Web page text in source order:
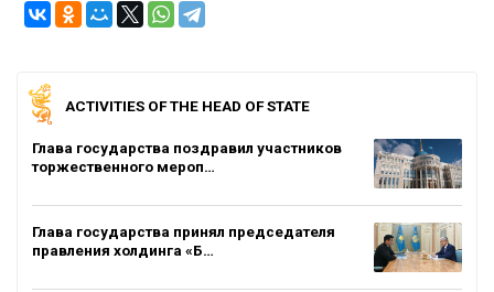
ACTIVITIES OF THE HEAD OF STATE
Глава государства поздравил участников
торжественного мероп…
Глава государства принял председателя
правления холдинга «Б…